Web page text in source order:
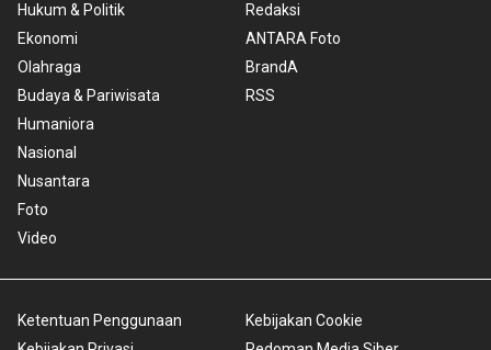
Hukum & Politik
Ekonomi
Olahraga
Budaya & Pariwisata
Humaniora
Nasional
Nusantara
Foto
Video
Redaksi
ANTARA Foto
BrandA
RSS
Ketentuan Penggunaan
Kebijakan Cookie